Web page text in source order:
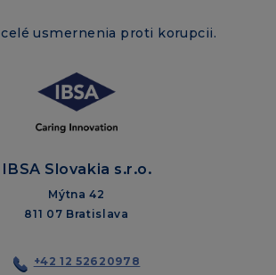
celé usmernenia proti korupcii.
IBSA Slovakia s.r.o.
Mýtna 42
811 07 Bratislava
+42 12 52620978